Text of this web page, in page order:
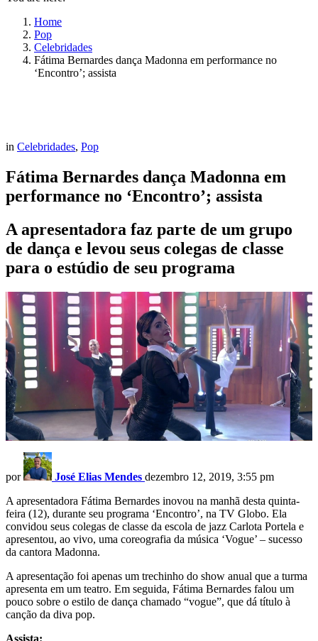
Home
Pop
Celebridades
Fátima Bernardes dança Madonna em performance no
‘Encontro’; assista
in Celebridades, Pop
Fátima Bernardes dança Madonna em
performance no ‘Encontro’; assista
A apresentadora faz parte de um grupo
de dança e levou seus colegas de classe
para o estúdio de seu programa
por José Elias Mendes dezembro 12, 2019, 3:55 pm
A apresentadora Fátima Bernardes inovou na manhã desta quinta-
feira (12), durante seu programa ‘Encontro’, na TV Globo. Ela
convidou seus colegas de classe da escola de jazz Carlota Portela e
apresentou, ao vivo, uma coreografia da música ‘Vogue’ – sucesso
da cantora Madonna.
A apresentação foi apenas um trechinho do show anual que a turma
apresenta em um teatro. Em seguida, Fátima Bernardes falou um
pouco sobre o estilo de dança chamado “vogue”, que dá título à
canção da diva pop.